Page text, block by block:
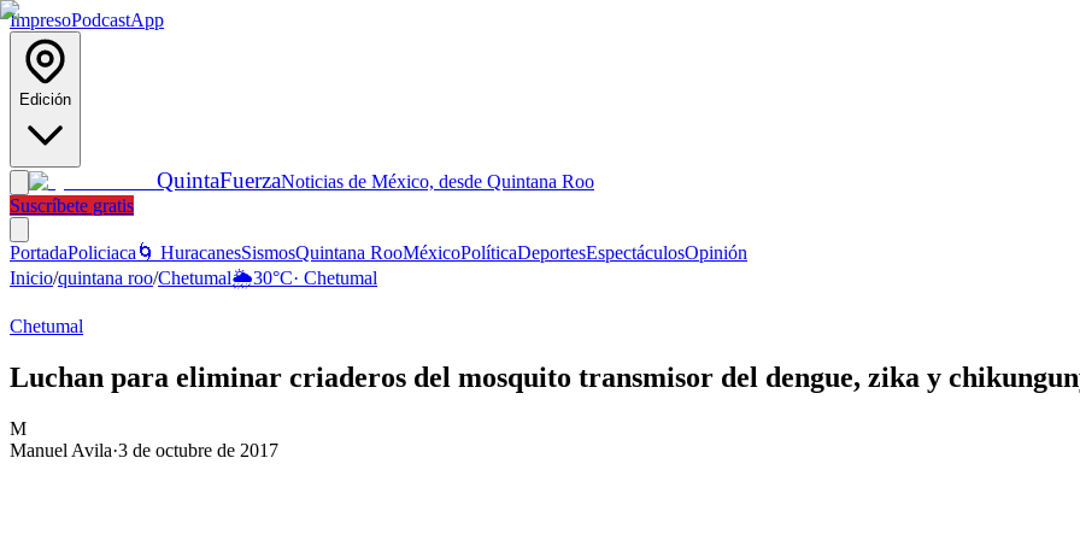
ImpresoPodcastApp
Edición
QuintaFuerzaNoticias de México, desde Quintana Roo
Suscríbete gratis
PortadaPoliciaca 🌀 HuracanesSismosQuintana RooMéxicoPolíticaDeportesEspectáculosOpinión
Inicio/quintana roo/Chetumal🌦️30°C· Chetumal
Chetumal
Luchan para eliminar criaderos del mosquito transmisor del dengue, zika y
M
Manuel Avila·3 de octubre de 2017